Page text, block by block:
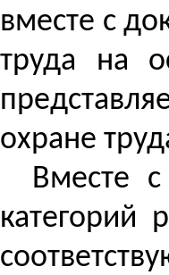
вместе с
труда на
охране
Вместе
категорий